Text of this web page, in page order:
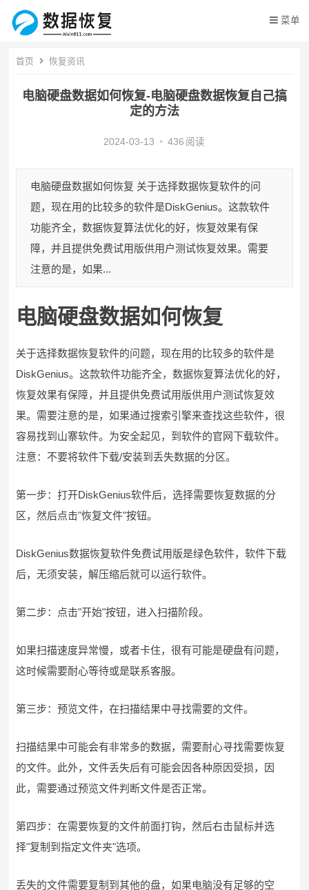
菜单
首页 恢复资讯
电脑硬盘数据如何恢复-电脑硬盘数据恢复自己搞
定的方法
2024-03-13 • 436 阅读
电脑硬盘数据如何恢复 关于选择数据恢复软件的问
题，现在用的比较多的软件是DiskGenius。这款软件
功能齐全，数据恢复算法优化的好，恢复效果有保
障，并且提供免费试用版供用户测试恢复效果。需要
注意的是，如果...
电脑硬盘数据如何恢复
关于选择数据恢复软件的问题，现在用的比较多的软件是
DiskGenius。这款软件功能齐全，数据恢复算法优化的好，
恢复效果有保障，并且提供免费试用版供用户测试恢复效
果。需要注意的是，如果通过搜索引擎来查找这些软件，很
容易找到山寨软件。为安全起见，到软件的官网下载软件。
注意：不要将软件下载/安装到丢失数据的分区。
第一步：打开DiskGenius软件后，选择需要恢复数据的分
区，然后点击"恢复文件"按钮。
DiskGenius数据恢复软件免费试用版是绿色软件，软件下载
后，无须安装，解压缩后就可以运行软件。
第二步：点击"开始"按钮，进入扫描阶段。
如果扫描速度异常慢，或者卡住，很有可能是硬盘有问题，
这时候需要耐心等待或是联系客服。
第三步：预览文件，在扫描结果中寻找需要的文件。
扫描结果中可能会有非常多的数据，需要耐心寻找需要恢复
的文件。此外，文件丢失后有可能会因各种原因受损，因
此，需要通过预览文件判断文件是否正常。
第四步：在需要恢复的文件前面打钩，然后右击鼠标并选
择"复制到指定文件夹"选项。
丢失的文件需要复制到其他的盘，如果电脑没有足够的空